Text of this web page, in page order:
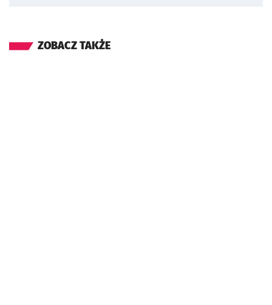
ZOBACZ TAKŻE